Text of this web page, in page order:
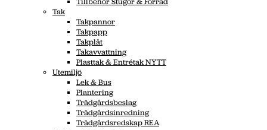
Tak
Takpannor
Takpapp
Takplåt
Takavvattning
Plasttak & Entrétak NYTT
Utemiljö
Lek & Bus
Plantering
Trädgårdsbeslag
Trädgårdsinredning
Trädgårdsredskap REA